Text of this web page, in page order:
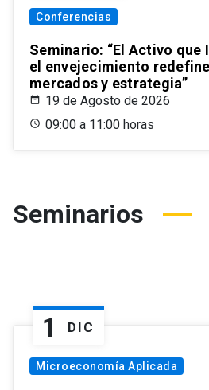
Conferencias
Seminario: “El Activo que
el envejecimiento
mercados y estrategia”
19 de Agosto de 2026
09:00 a 11:00 horas
Seminarios
1 DIC
Microeconomía Aplicada